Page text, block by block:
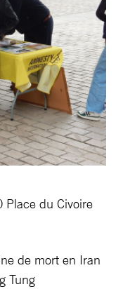
Place du Civoire
de mort en Iran
Tung